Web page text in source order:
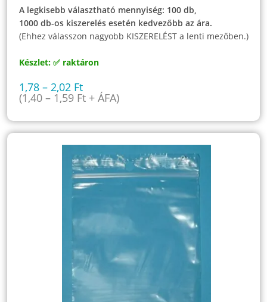
A legkisebb választható mennyiség: 100 db,
1000 db-os kiszerelés esetén kedvezőbb az ára.
(Ehhez válasszon nagyobb KISZERELÉST a lenti mezőben.)
Készlet: ✅ raktáron
1,78–2,02 Ft
(1,40– 1,59 Ft + ÁFA)